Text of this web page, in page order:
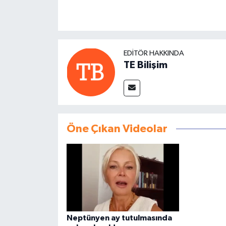
EDITÖR HAKKINDA
TE Bilişim
Öne Çıkan Videolar
Neptünyen ay tutulmasında